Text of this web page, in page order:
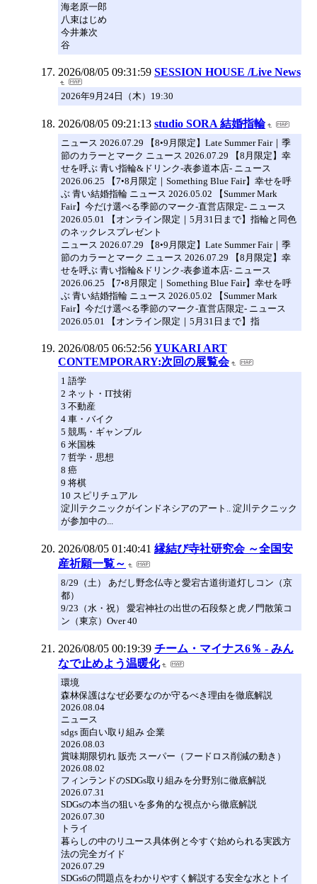
海老原一郎
八束はじめ
今井兼次
谷
2026/08/05 09:31:59 SESSION HOUSE /Live News
2026年9月24日（木）19:30
2026/08/05 09:21:13 studio SORA 結婚指輪
ニュース 2026.07.29 【8•9月限定】Late Summer Fair｜季
節のカラーとマーク ニュース 2026.07.29 【8月限定】幸
せを呼ぶ 青い指輪&ドリンク-表参道本店- ニュース
2026.06.25 【7•8月限定｜Something Blue Fair】幸せを呼
ぶ 青い結婚指輪 ニュース 2026.05.02 【Summer Mark
Fair】今だけ選べる季節のマーク-直営店限定- ニュース
2026.05.01 【オンライン限定｜5月31日まで】指輪と同色
のネックレスプレゼント
ニュース 2026.07.29 【8•9月限定】Late Summer Fair｜季
節のカラーとマーク ニュース 2026.07.29 【8月限定】幸
せを呼ぶ 青い指輪&ドリンク-表参道本店- ニュース
2026.06.25 【7•8月限定｜Something Blue Fair】幸せを呼
ぶ 青い結婚指輪 ニュース 2026.05.02 【Summer Mark
Fair】今だけ選べる季節のマーク-直営店限定- ニュース
2026.05.01 【オンライン限定｜5月31日まで】指
2026/08/05 06:52:56 YUKARI ART
CONTEMPORARY:次回の展覧会
1 語学
2 ネット・IT技術
3 不動産
4 車・バイク
5 競馬・ギャンブル
6 米国株
7 哲学・思想
8 癌
9 将棋
10 スピリチュアル
淀川テクニックがインドネシアのアート.. 淀川テクニック
が参加中の...
2026/08/05 01:40:41 縁結び寺社研究会 ～全国安
産祈願一覧～
8/29（土） あだし野念仏寺と愛宕古道街道灯しコン（京
都）
9/23（水・祝） 愛宕神社の出世の石段祭と虎ノ門散策コ
ン（東京）Over 40
2026/08/05 00:19:39 チーム・マイナス6％ - みん
なで止めよう温暖化
環境
森林保護はなぜ必要なのか守るべき理由を徹底解説
2026.08.04
ニュース
sdgs 面白い取り組み 企業
2026.08.03
賞味期限切れ 販売 スーパー（フードロス削減の動き）
2026.08.02
フィンランドのSDGs取り組みを分野別に徹底解説
2026.07.31
SDGsの本当の狙いを多角的な視点から徹底解説
2026.07.30
トライ
暮らしの中のリユース具体例と今すぐ始められる実践方
法の完全ガイド
2026.07.29
SDGs6の問題点をわかりやすく解説する安全な水とトイ